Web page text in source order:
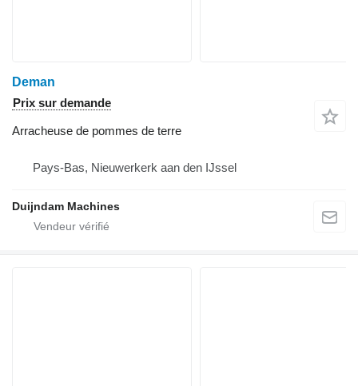
Deman
Prix sur demande
Arracheuse de pommes de terre
Pays-Bas, Nieuwerkerk aan den IJssel
Duijndam Machines